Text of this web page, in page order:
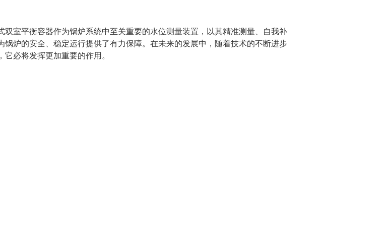
室平衡容器作为锅炉系统中至关重要的水位测量装置，以其精准测量、自我补
锅炉的安全、稳定运行提供了有力保障。在未来的发展中，随着技术的不断进步
必将发挥更加重要的作用。